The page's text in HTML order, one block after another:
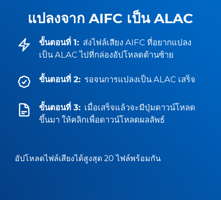
แปลงจาก AIFC เป็น ALAC
ขั้นตอนที่ 1: ส่งไฟล์เสียง AIFC ที่อยากแปลง
เป็น ALAC ไปที่กล่องอัปโหลดด้านซ้าย
ขั้นตอนที่ 2: รอจนการแปลงเป็น ALAC เสร็จ
ขั้นตอนที่ 3: เมื่อเสร็จแล้วจะมีปุ่มดาวน์โหลด
ขึ้นมา ให้คลิกเพื่อดาวน์โหลดผลลัพธ์
อัปโหลดไฟล์เสียงได้สูงสุด 20 ไฟล์พร้อมกัน